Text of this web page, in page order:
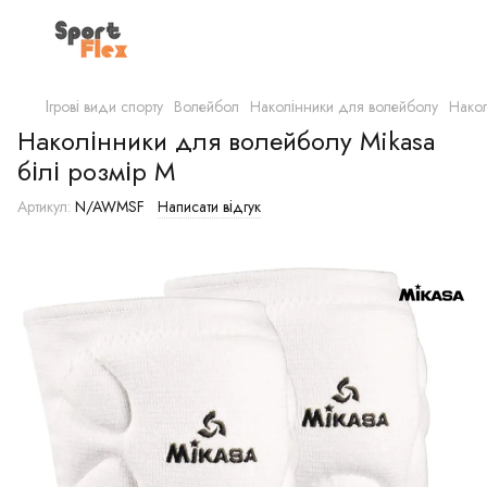
Ігрові види спорту Волейбол Наколінники для волейболу
Наколінники для волейболу Mikasa
білі розмір M
Артикул: N/AWMSF Написати відгук